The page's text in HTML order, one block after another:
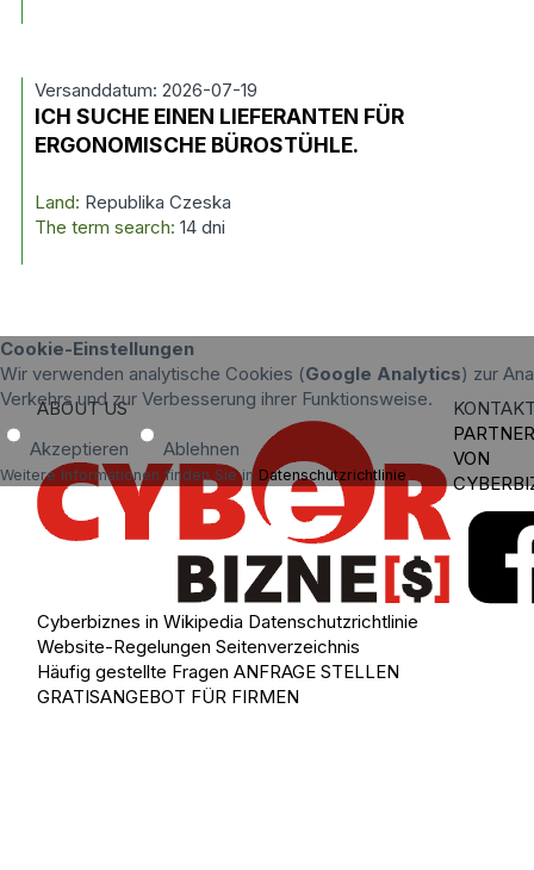
Versanddatum: 2026-07-19
ICH SUCHE EINEN LIEFERANTEN FÜR
ERGONOMISCHE BÜROSTÜHLE.
Land: Republika Czeska
The term search: 14 dni
Cookie-Einstellungen
Wir verwenden analytische Cookies (Google Analytics) zur
Verkehrs und zur Verbesserung ihrer Funktionsweise.
Akzeptieren Ablehnen
Weitere Informationen finden Sie in Datenschutzrichtlinie.
ABOUT US
Cyberbiznes in Wikipedia Datenschutzrichtlinie
Website-Regelungen Seitenverzeichnis
Häufig gestellte Fragen ANFRAGE STELLEN
GRATISANGEBOT FÜR FIRMEN
VON